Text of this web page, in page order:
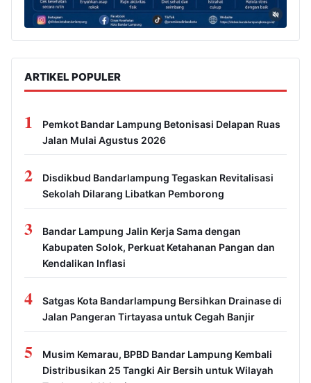
ARTIKEL POPULER
1
Pemkot Bandar Lampung Betonisasi Delapan Ruas
Jalan Mulai Agustus 2026
2
Disdikbud Bandarlampung Tegaskan Revitalisasi
Sekolah Dilarang Libatkan Pemborong
3
Bandar Lampung Jalin Kerja Sama dengan
Kabupaten Solok, Perkuat Ketahanan Pangan dan
Kendalikan Inflasi
4
Satgas Kota Bandarlampung Bersihkan Drainase di
Jalan Pangeran Tirtayasa untuk Cegah Banjir
5
Musim Kemarau, BPBD Bandar Lampung Kembali
Distribusikan 25 Tangki Air Bersih untuk Wilayah